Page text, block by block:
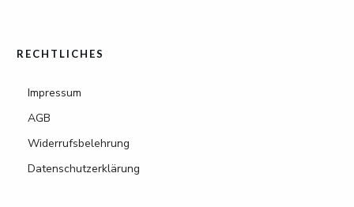
RECHTLICHES
Impressum
AGB
Widerrufsbelehrung
Datenschutzerklärung